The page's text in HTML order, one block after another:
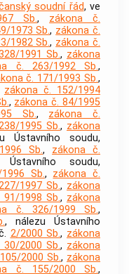
soudní řád, ve
Sb., zákona č.
1973 Sb., zákona č.
1982 Sb., zákona č.
1991 Sb., zákona
č. 263/1992 Sb.,
č. 171/1993 Sb.,
zákona č. 152/1994
, zákona č. 84/1995
Sb., zákona č.
1995 Sb., zákona
Ústavního soudu,
Sb., zákona č.
soudu,
Sb., zákona č.
1997 Sb., zákona
91/1998 Sb., zákona
č. 326/1999 Sb.,
, nálezu Ústavního
2/2000 Sb., zákona
30/2000 Sb., zákona
2000 Sb., zákona
č. 155/2000 Sb.,